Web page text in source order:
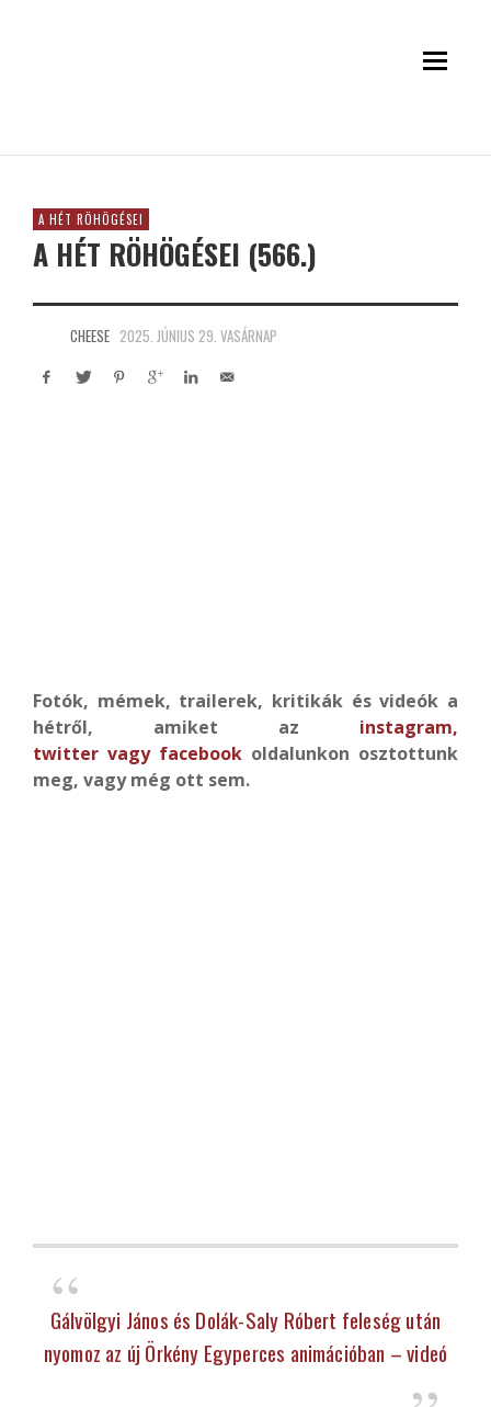
A HÉT RÖHÖGÉSEI
A HÉT RÖHÖGÉSEI (566.)
CHEESE 2025. JÚNIUS 29. VASÁRNAP
Fotók, mémek, trailerek, kritikák és videók a
hétről, amiket az instagram,
twitter vagy facebook oldalunkon osztottunk
meg, vagy még ott sem.
Gálvölgyi János és Dolák-Saly Róbert feleség után
nyomoz az új Örkény Egyperces animációban – videó